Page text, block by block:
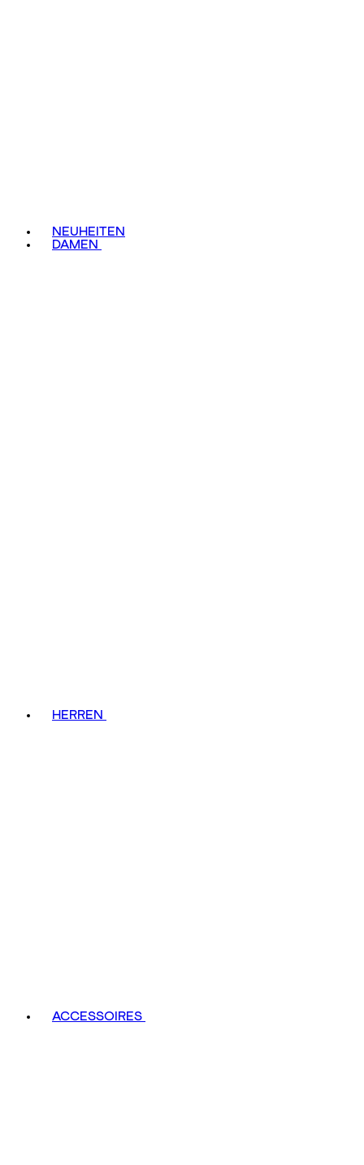
NEUHEITEN
DAMEN
HERREN
ACCESSOIRES